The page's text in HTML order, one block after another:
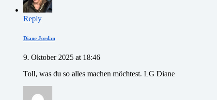
Reply
Diane Jordan
9. Oktober 2025 at 18:46
Toll, was du so alles machen möchtest. LG Diane